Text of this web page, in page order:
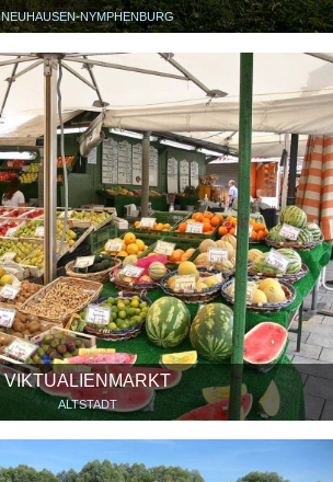
NEUHAUSEN-NYMPHENBURG
VIKTUALIENMARKT
ALTSTADT